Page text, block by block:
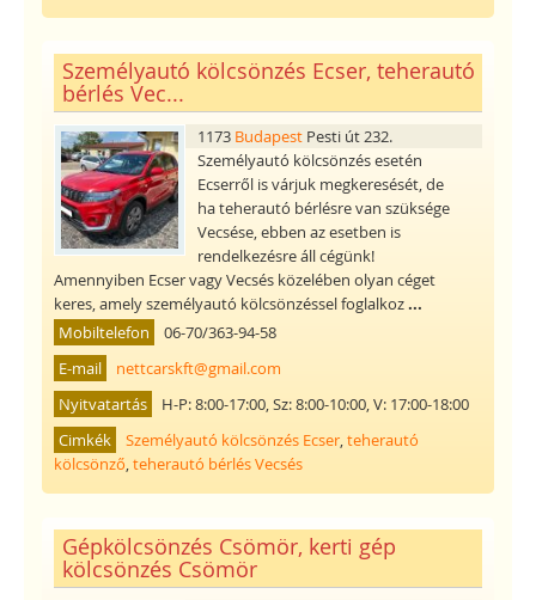
Személyautó kölcsönzés Ecser, teherautó
bérlés Vec...
1173 Budapest Pesti út 232.
Személyautó kölcsönzés esetén
Ecserről is várjuk megkeresését, de
ha teherautó bérlésre van szüksége
Vecsése, ebben az esetben is
rendelkezésre áll cégünk!
Amennyiben Ecser vagy Vecsés közelében olyan céget
keres, amely személyautó kölcsönzéssel foglalkoz...
Mobiltelefon
06-70/363-94-58
E-mail
nettcarskft@gmail.com
Nyitvatartás
H-P: 8:00-17:00, Sz: 8:00-10:00, V: 17:00-18:00
Cimkék
Személyautó kölcsönzés Ecser,teherautó
kölcsönző,teherautó bérlés Vecsés
Gépkölcsönzés Csömör, kerti gép
kölcsönzés Csömör